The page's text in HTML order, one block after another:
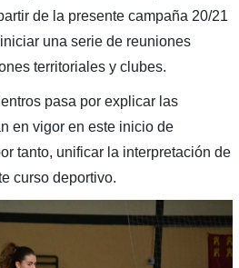
de la presente campaña 20/21
una serie de reuniones
territoriales y clubes.
pasa por explicar las
en vigor en este inicio de
tanto, unificar la interpretación de
curso deportivo.